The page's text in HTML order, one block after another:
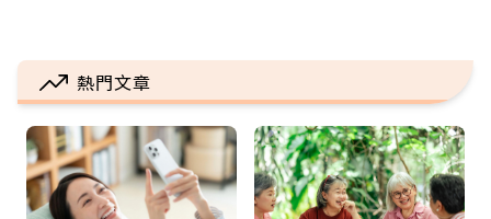
熱門文章